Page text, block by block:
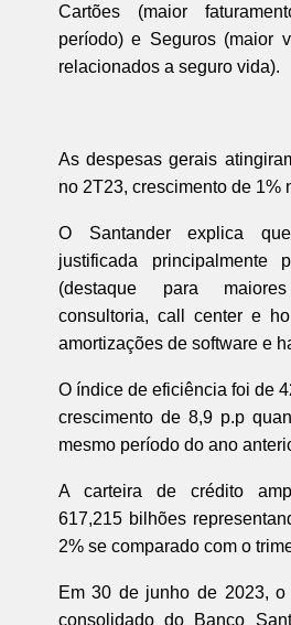
Cartões (maior
período) e Seguros (maior
relacionados a seguro vida).
As despesas gerais
no 2T23, crescimento de 1%
O Santander explica
justificada principalmente
(destaque para
consultoria, call center e
amortizações de software e
O índice de eficiência foi de
crescimento de 8,9 p.p
mesmo período do ano
A carteira de crédito
617,215 bilhões
2% se comparado com o
Em 30 de junho de 2023, o
consolidado do Banco